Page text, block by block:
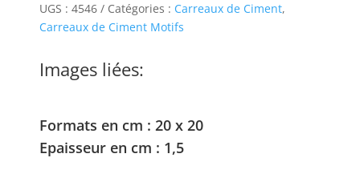
UGS :4546 Catégories : Carreaux de Ciment,
Carreaux de Ciment Motifs
Images liées:
Formats en cm : 20 x 20
Epaisseur en cm : 1,5